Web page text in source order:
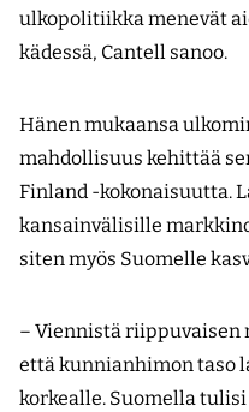
ulkopolitiikka menevät
kädessä, Cantell sanoo.
Hänen mukaansa
mahdollisuus kehittää
Finland -kokonaisuutta.
kansainvälisille
siten myös Suomelle
– Viennistä riippuvaisen
että kunnianhimon taso
korkealle. Suomella